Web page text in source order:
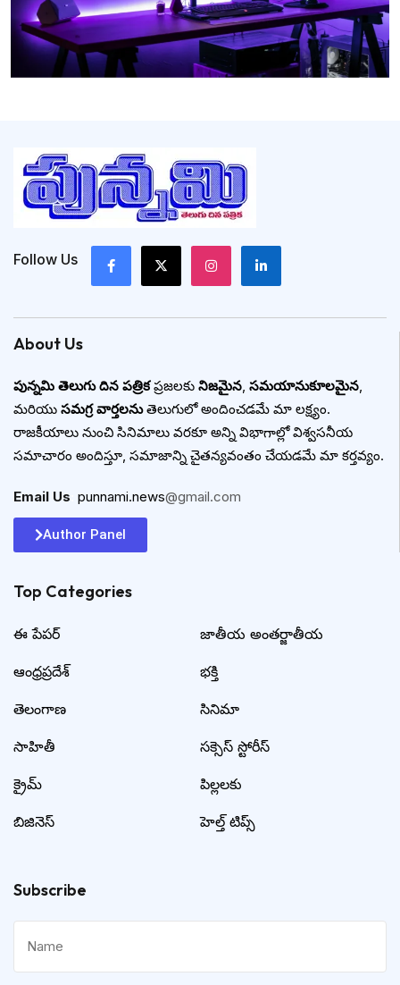
Follow Us
About Us
పున్నమి తెలుగు దిన పత్రికప్రజలకు నిజమైన, సమయానుకూలమైన,
మరియు సమగ్ర వార్తలనుతెలుగులో అందించడమే మా లక్ష్యం.
రాజకీయాలు నుంచి సినిమాలు వరకూ అన్ని విభాగాల్లో విశ్వసనీయ
సమాచారం అందిస్తూ, సమాజాన్ని చైతన్యవంతం చేయడమే మా కర్తవ్యం.
Email Us punnami.news@gmail.com
Author Panel
Top Categories​
ఈ పేపర్
ఆంధ్రప్రదేశ్
తెలంగాణ
సాహితీ
క్రైమ్
బిజినెస్
జాతీయ అంతర్జాతీయ
భక్తి
సినిమా
సక్సెస్ స్టోరీస్
పిల్లలకు
హెల్త్ టిప్స్
Subscribe